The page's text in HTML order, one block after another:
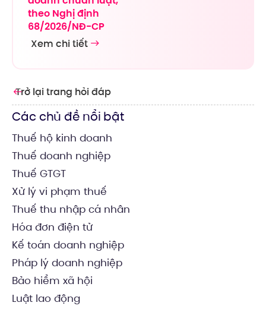
Trở lại trang hỏi đáp
Các chủ đề nổi bật
Thuế hộ kinh doanh
Thuế doanh nghiệp
Thuế GTGT
Xử lý vi phạm thuế
Thuế thu nhập cá nhân
Hóa đơn điện tử
Kế toán doanh nghiệp
Pháp lý doanh nghiệp
Bảo hiểm xã hội
Luật lao động
theo Nghị định
68/2026/NĐ-CP
Xem chi tiết